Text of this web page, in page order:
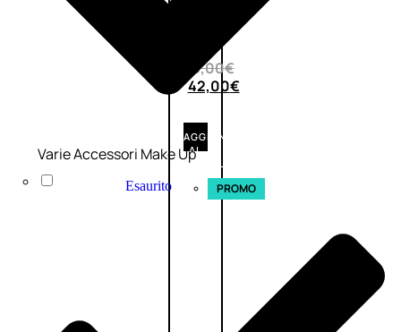
56,00€
42,00€
AGGIUNGI
AL
CARRELLO
Esaurito PROMO
Varie Accessori Make Up